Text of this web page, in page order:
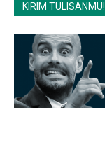
KIRIM TULISANMU!